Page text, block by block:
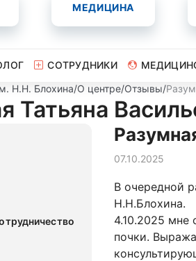
МЕДИЦИНА
СОТРУДНИКИ
Н.Н. Блохина/О центре/Отзывы/
Татьяна
07.10.2025
В очередной
Н.Н.Блохина.
4.10.2025 мне
почки.